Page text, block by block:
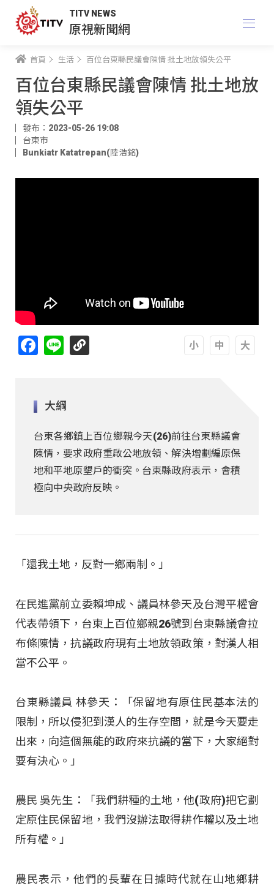
TITV NEWS
原視新聞網
首頁 生活 百位台東縣民議會陳情 批土地放領失公平
百位台東縣民議會陳情 批土地放
領失公平
發布：2023-05-26 19:08
台東市
Bunkiatr Katatrepan(陸浩銘)
Facebook
Line
大綱
台東各鄉鎮上百位鄉親今天(26)前往台東縣議會
陳情，要求政府重啟公地放領、解決增劃編原保
地和平地原墾戶的衝突。台東縣政府表示，會積
極向中央政府反映。
「還我土地，反對一鄉兩制。」
在民進黨前立委賴坤成、議員林參天及台灣平權會
代表帶領下，台東上百位鄉親26號到台東縣議會拉
布條陳情，抗議政府現有土地放領政策，對漢人相
當不公平。
台東縣議員 林參天：「保留地有原住民基本法的
限制，所以侵犯到漢人的生存空間，就是今天要走
出來，向這個無能的政府來抗議的當下，大家絕對
要有決心。」
農民 吳先生：「我們耕種的土地，他(政府)把它劃
定原住民保留地，我們沒辦法取得耕作權以及土地
所有權。」
農民表示，他們的長輩在日據時代就在山地鄉耕